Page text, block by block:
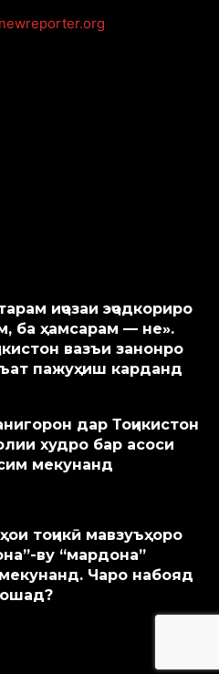
иҷозаи эҷодкориро
ба ҳамсарам — не».
вазъи занонро
пажуҳиш карданд
дар Тоҷикистон
худро бар асоси
мекунанд
тоҷикӣ мавзуъҳоро
ву “мардона”
Чаро набояд